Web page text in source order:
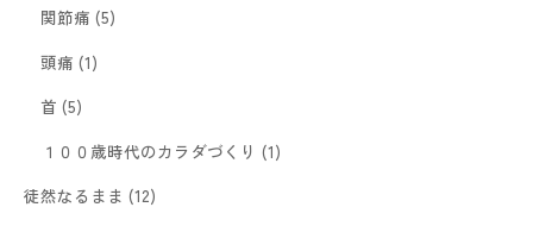
関節痛 (5)
頭痛 (1)
首 (5)
１００歳時代のカラダづくり (1)
徒然なるまま (12)